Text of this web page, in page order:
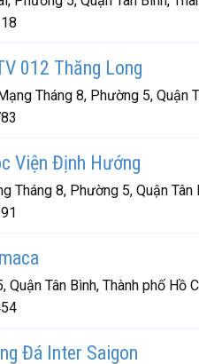
012 Thăng Long
Tháng 8, Phường 5, Quận
Viện Định Hướng
Tháng 8, Phường 5, Quận Tân
Tân Bình, Thành phố Hồ
Đá Inter Saigon